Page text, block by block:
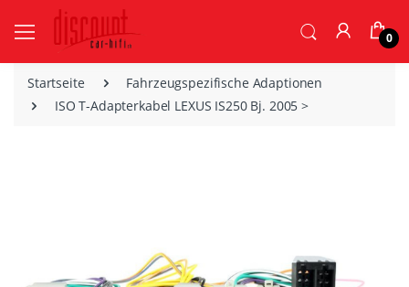
0
Startseite
Fahrzeugspezifische Adaptionen
ISO T-Adapterkabel LEXUS IS250 Bj. 2005 >